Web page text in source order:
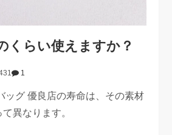
くらい使えますか？
1
ッグ 優良店の寿命は、その素材
異なります。